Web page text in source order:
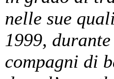
nelle sue
1999,
compagni di